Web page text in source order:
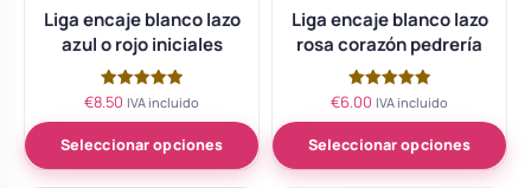
Liga encaje blanco lazo
azul o rojo iniciales
Valorado
de 5
€8.50 IVA incluido
Seleccionar opciones
Liga encaje blanco lazo
rosa corazón pedrería
Valorado
de 5
€6.00 IVA incluido
Seleccionar opciones